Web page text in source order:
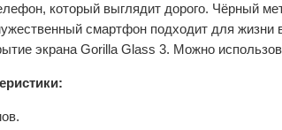
который выглядит дорого. Чёрный
смартфон подходит для жизни
экрана Gorilla Glass 3. Можно